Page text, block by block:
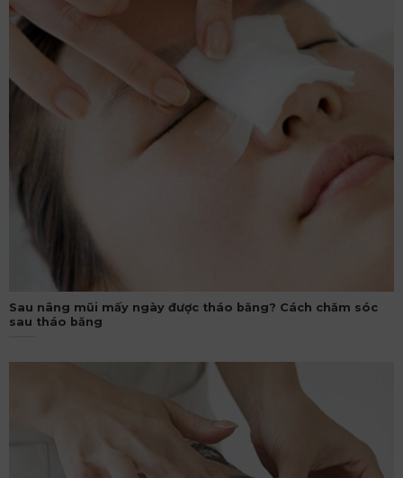
Sau nâng mũi mấy ngày được tháo băng? Cách chăm sóc
sau tháo băng